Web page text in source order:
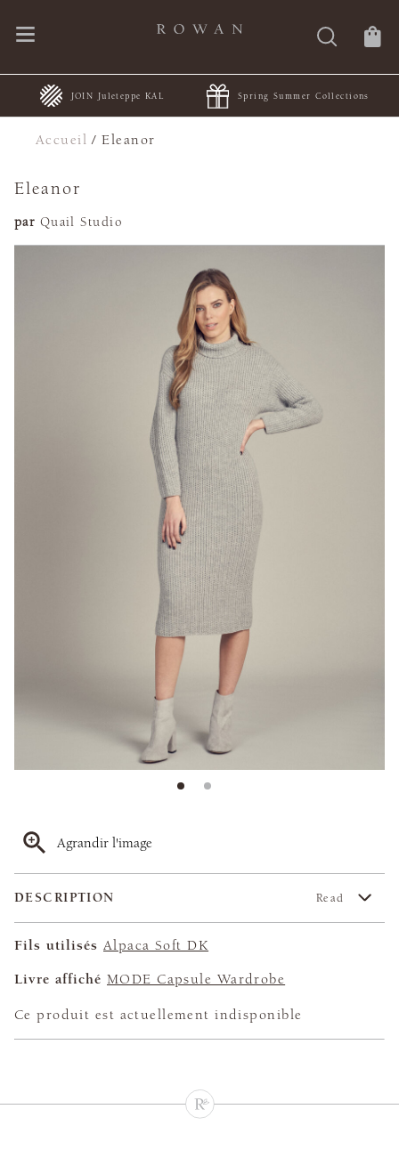
JOIN Juleteppe KAL Spring Summer Collections
Accueil /Eleanor
Eleanor
par Quail Studio
Agrandir l'image
DESCRIPTION Read
Fils utilisés Alpaca Soft DK
Livre affiché MODE Capsule Wardrobe
Ce produit est actuellement indisponible